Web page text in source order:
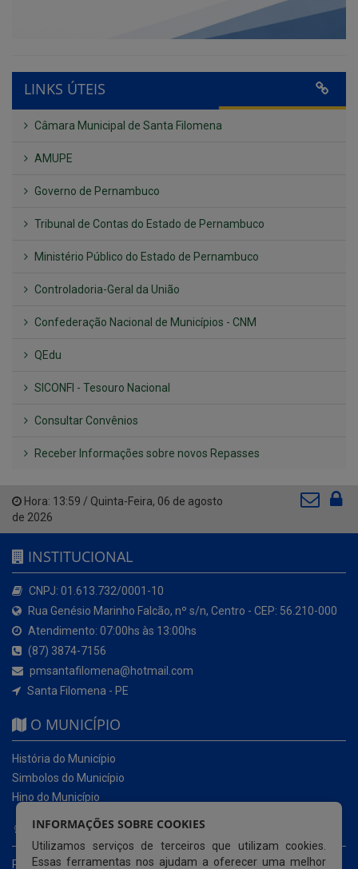
LINKS ÚTEIS
Câmara Municipal de Santa Filomena
AMUPE
Governo de Pernambuco
Tribunal de Contas do Estado de Pernambuco
Ministério Público do Estado de Pernambuco
Controladoria-Geral da União
Confederação Nacional de Municípios - CNM
QEdu
SICONFI - Tesouro Nacional
Consultar Convênios
Receber Informações sobre novos Repasses
Hora: 13:59 / Quinta-Feira, 06 de agosto
de 2026
INSTITUCIONAL
CNPJ: 01.613.732/0001-10
Rua Genésio Marinho Falcão, nº s/n, Centro - CEP: 56.210-000
Atendimento: 07:00hs às 13:00hs
(87) 3874-7156
pmsantafilomena@hotmail.com
Santa Filomena - PE
O MUNICÍPIO
História do Município
Simbolos do Município
Hino do Município
NOSSOS SERVIÇOS
Portal da Transparência
INFORMAÇÕES SOBRE COOKIES
Utilizamos serviços de terceiros que utilizam cookies.
Essas ferramentas nos ajudam a oferecer uma melhor